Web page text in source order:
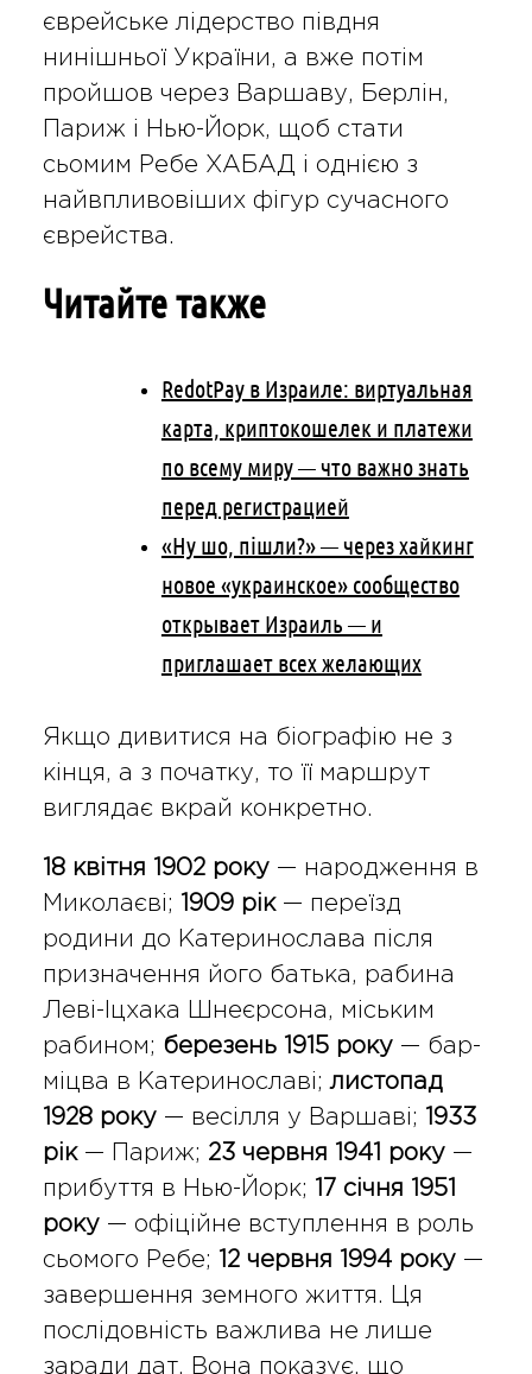
єврейське лідерство півдня
нинішньої України, а вже потім
пройшов через Варшаву, Берлін,
Париж і Нью-Йорк, щоб стати
сьомим Ребе ХАБАД і однією з
найвпливовіших фігур сучасного
єврейства.
Читайте также
RedotPay в Израиле: виртуальная
карта, криптокошелек и платежи
по всему миру — что важно знать
перед регистрацией
«Ну шо, пішли?» — через хайкинг
новое «украинское» сообщество
открывает Израиль — и
приглашает всех желающих
Якщо дивитися на біографію не з
кінця, а з початку, то її маршрут
виглядає вкрай конкретно.
18 квітня 1902 року— народження в
Миколаєві; 1909 рік— переїзд
родини до Катеринослава після
призначення його батька, рабина
Леві-Іцхака Шнеєрсона, міським
рабином; березень 1915 року— бар-
міцва в Катеринославі;листопад
1928 року— весілля у Варшаві; 1933
рік— Париж; 23 червня 1941 року—
прибуття в Нью-Йорк; 17 січня 1951
року— офіційне вступлення в роль
сьомого Ребе; 12 червня 1994 року—
завершення земного життя. Ця
послідовність важлива не лише
заради дат. Вона показує, що